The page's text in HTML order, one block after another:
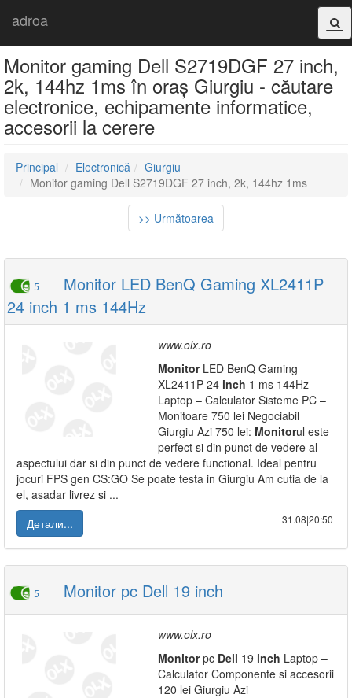
adroa
Monitor gaming Dell S2719DGF 27 inch,
2k, 144hz 1ms în oraș Giurgiu - căutare
electronice, echipamente informatice,
accesorii la cerere
Principal Electronică
Giurgiu
Monitor gaming Dell S2719DGF 27 inch, 2k, 144hz 1ms
>> Următoarea
5
Monitor LED BenQ Gaming XL2411P
24 inch 1 ms 144Hz
www.olx.ro
MonitorLED BenQ Gaming
XL2411P 24 inch 1 ms 144Hz
Laptop – Calculator Sisteme PC –
Monitoare 750 lei Negociabil
Giurgiu Azi 750 lei: Monitorul este
perfect si din punct de vedere al
aspectului dar si din punct de vedere functional. Ideal pentru
jocuri FPS gen CS:GO Se poate testa in Giurgiu Am cutia de la
el, asadar livrez si ...
Детали...
31.08|20:50
5 Monitor pc Dell 19 inch
www.olx.ro
Monitorpc Dell 19 inch Laptop –
Calculator Componente si accesorii
120 lei Giurgiu Azi